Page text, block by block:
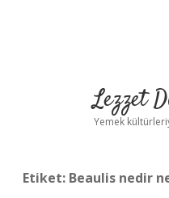
Lezzet
Yemek
Etiket: Beaulis nedir